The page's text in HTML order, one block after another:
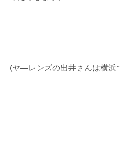
(ヤ―レンズの出井さんは横浜